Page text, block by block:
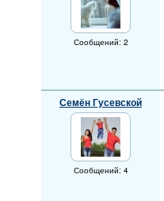
Сообщений: 2
Семён Гусевской
Сообщений: 4